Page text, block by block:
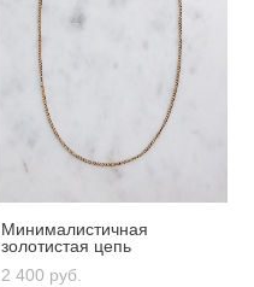
Минималистичная
золотистая цепь
2 400 pуб.